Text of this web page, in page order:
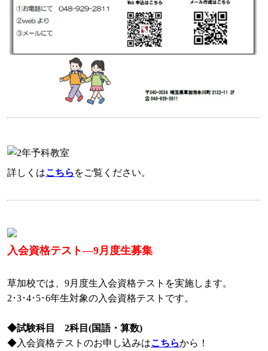
詳しくはこちら をご覧ください。
入会資格テスト―9月度生募集
草加校では、9月度生入会資格テストを実施します。
2･3･4･5･6年生対象の入会資格テストです。
◆試験科目 2科目(国語・算数)
◆入会資格テストのお申し込みはこちらから！